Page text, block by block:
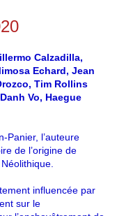
Calzadilla,
Echard, Jean
Tim Rollins
Vo, Haegue
Panier, l’auteure
de l’origine de
influencée par
sur le